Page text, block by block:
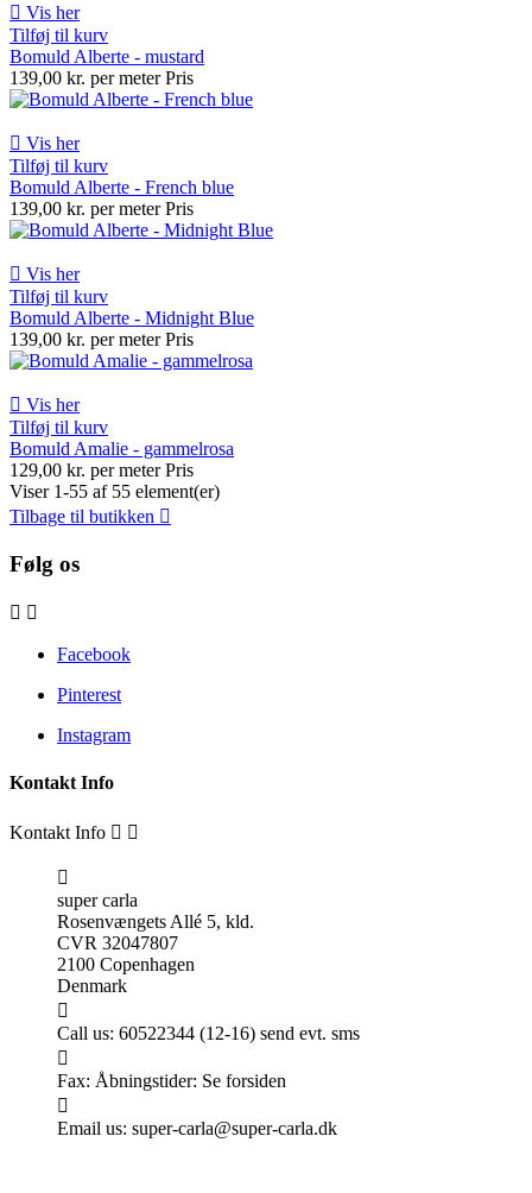
 Vis her
Tilføj til kurv
Bomuld Alberte - mustard
139,00 kr. per meter Pris
 Vis her
Tilføj til kurv
Bomuld Alberte - French blue
139,00 kr. per meter Pris
 Vis her
Tilføj til kurv
Bomuld Alberte - Midnight Blue
139,00 kr. per meter Pris
 Vis her
Tilføj til kurv
Bomuld Amalie - gammelrosa
129,00 kr. per meter Pris
Viser 1-55 af 55 element(er)
Tilbage til butikken 
Følg os
 
Facebook
Pinterest
Instagram
Kontakt Info
Kontakt Info  

super carla
Rosenvængets Allé 5, kld.
CVR 32047807
2100 Copenhagen
Denmark

Call us: 60522344 (12-16) send evt. sms

Fax: Åbningstider: Se forsiden

Email us: super-carla@super-carla.dk